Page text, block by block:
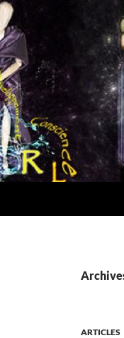
ARTICLES